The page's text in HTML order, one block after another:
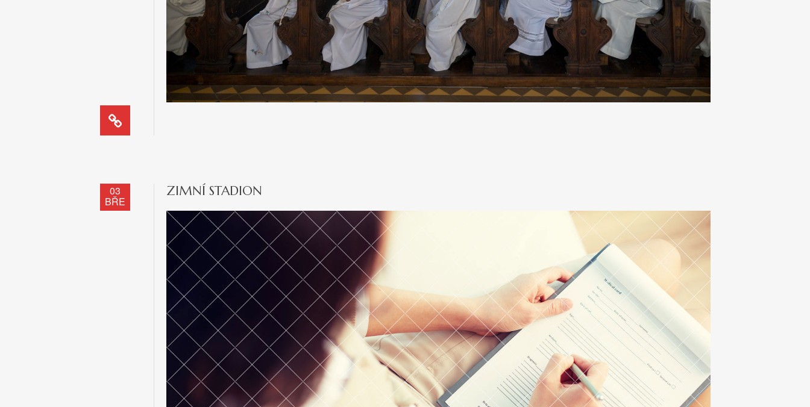
03
BŘE
ZIMNÍ STADION